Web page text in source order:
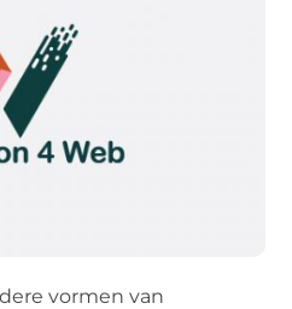
vormen van